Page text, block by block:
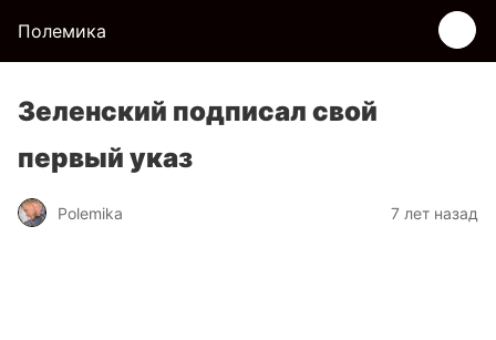
Полемика
Зеленский подписал свой
первый указ
Polemika 7 лет назад